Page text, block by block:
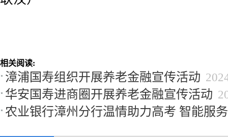
相关阅读:
漳浦国寿组织开展养老金融宣传活动
华安国寿进商圈开展养老金融宣传活动
农业银行漳州分行温情助力高考 智能服